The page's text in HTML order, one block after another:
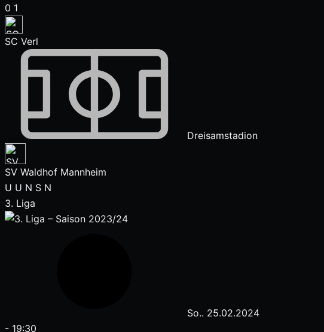
0 1
SC Verl
Dreisamstadion
SV Waldhof Mannheim
U U N S N
3. Liga
So.. 25.02.2024
- 19:30